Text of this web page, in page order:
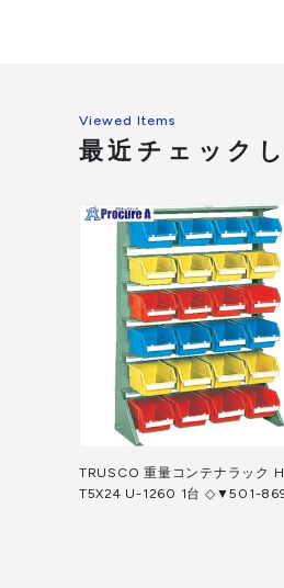
Viewed Items
最近チェック
TRUSCO 重量コンテナラック
T5X24 U-1260 1台 ◇▼501-